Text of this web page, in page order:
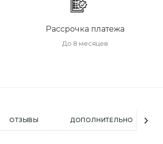
Рассрочка платежа
До 8 месяцев
ОТЗЫВЫ ДОПОЛНИТЕЛЬНО